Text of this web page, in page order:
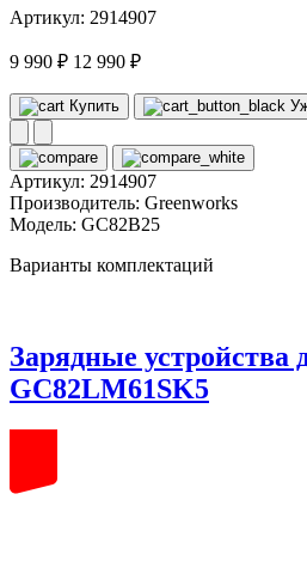
Артикул: 2914907
9 990 ₽ 12 990 ₽
Купить
Артикул: 2914907
Производитель: Greenworks
Модель: GC82B25
Варианты комплектаций
Зарядные устройства
GC82LM61SK5